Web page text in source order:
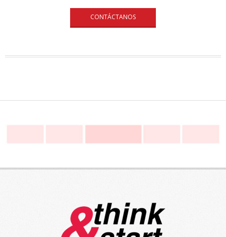
CONTÁCTANOS